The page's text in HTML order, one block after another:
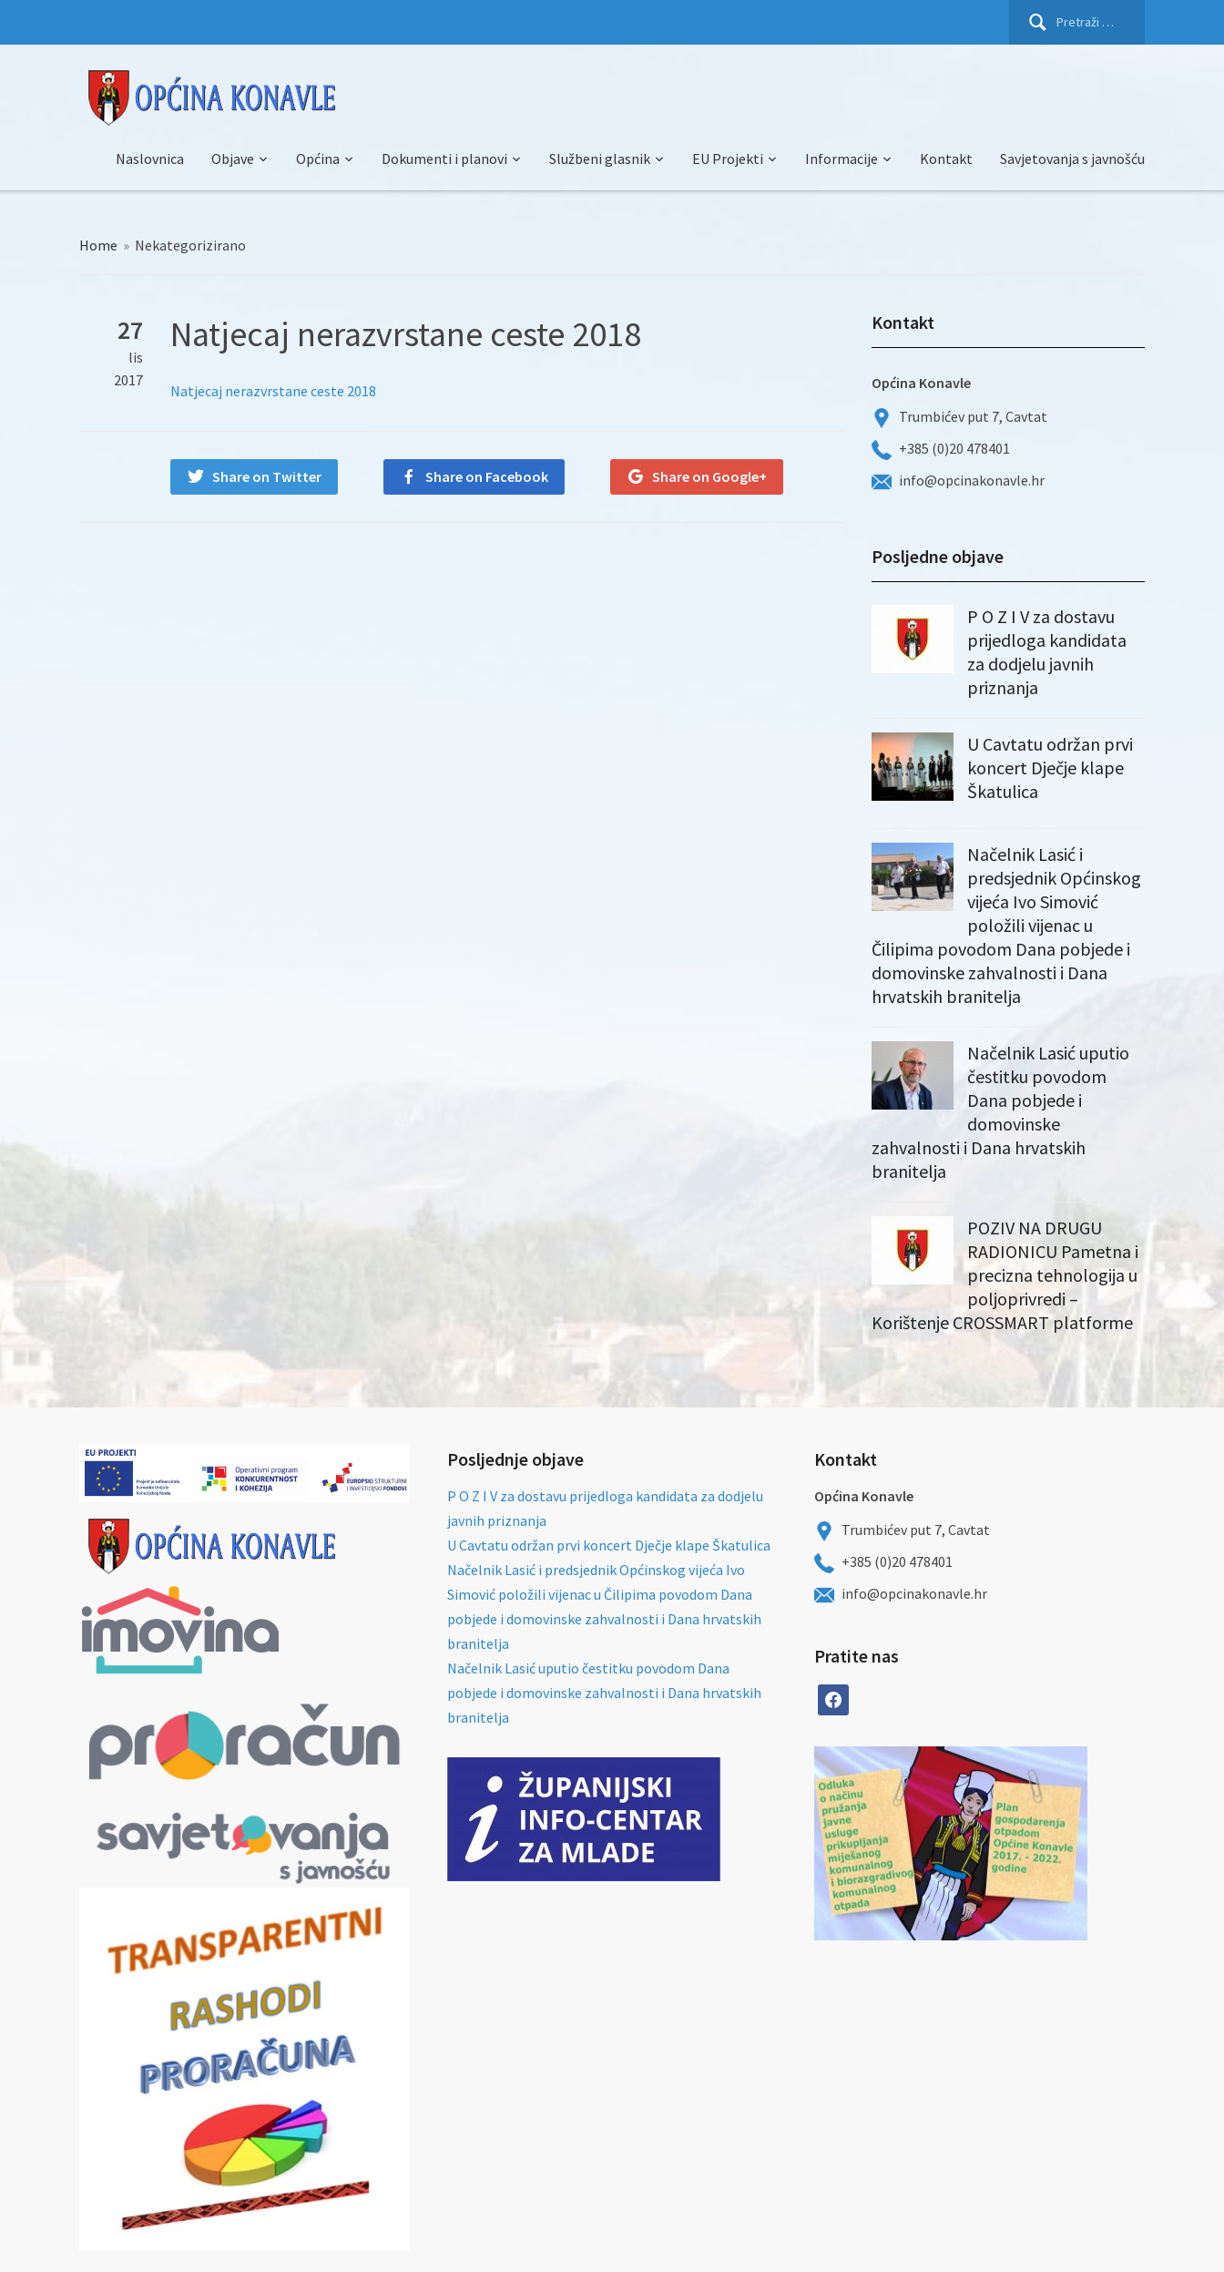
Pretraži:
Naslovnica Objave Općina Dokumenti i planovi Službeni glasnik EU Projekti Informacije Kontakt Savjetovanja s javnošću
Home » Nekategorizirano
27
lis
2017
Natjecaj nerazvrstane ceste 2018
Natjecaj nerazvrstane ceste 2018
Share on Twitter Share on Facebook Share on Google+
Kontakt
Općina Konavle
Trumbićev put 7, Cavtat
+385 (0)20 478401
info@opcinakonavle.hr
Posljedne objave
P O Z I V za dostavu
prijedloga kandidata
za dodjelu javnih
priznanja
U Cavtatu održan prvi
koncert Dječje klape
Škatulica
Načelnik Lasić i
predsjednik Općinskog
vijeća Ivo Simović
položili vijenac u
Čilipima povodom Dana pobjede i
domovinske zahvalnosti i Dana
hrvatskih branitelja
Načelnik Lasić uputio
čestitku povodom
Dana pobjede i
domovinske
zahvalnosti i Dana hrvatskih
branitelja
POZIV NA DRUGU
RADIONICU Pametna i
precizna tehnologija u
poljoprivredi –
Korištenje CROSSMART platforme
Posljednje objave
P O Z I V za dostavu prijedloga kandidata za dodjelu
javnih priznanja
U Cavtatu održan prvi koncert Dječje klape Škatulica
Načelnik Lasić i predsjednik Općinskog vijeća Ivo
Simović položili vijenac u Čilipima povodom Dana
pobjede i domovinske zahvalnosti i Dana hrvatskih
branitelja
Načelnik Lasić uputio čestitku povodom Dana
pobjede i domovinske zahvalnosti i Dana hrvatskih
branitelja
Kontakt
Općina Konavle
Trumbićev put 7, Cavtat
+385 (0)20 478401
info@opcinakonavle.hr
Pratite nas
facebook